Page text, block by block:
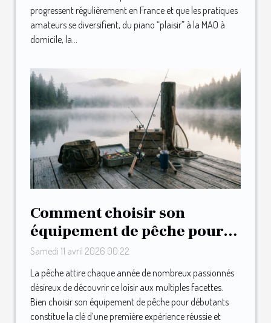
progressent régulièrement en France et que les pratiques
amateurs se diversifient, du piano “plaisir” à la MAO à
domicile, la...
Comment choisir son
équipement de pêche pour
débutants ?
Samedi 11 avril 2026 00:22
La pêche attire chaque année de nombreux passionnés
désireux de découvrir ce loisir aux multiples facettes.
Bien choisir son équipement de pêche pour débutants
constitue la clé d’une première expérience réussie et